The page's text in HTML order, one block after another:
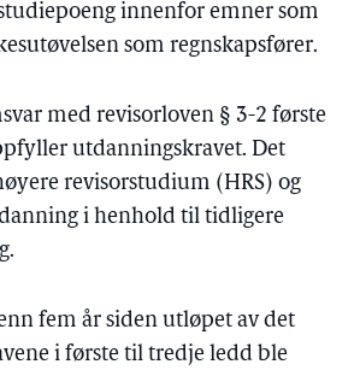
innenfor emner som
som regnskapsfører.
med revisorloven § 3-2 første
utdanningskravet. Det
revisorstudium (HRS) og
i henhold til tidligere
fem år siden utløpet av det
i første til tredje ledd ble